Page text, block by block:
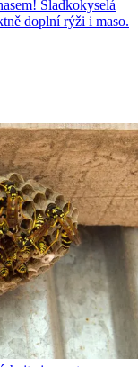
Sladkokyselá
doplní rýži i maso.